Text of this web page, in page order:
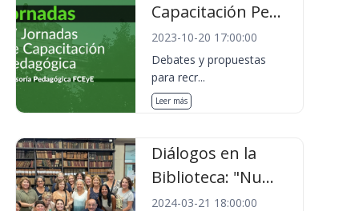
Capacitación Pe...
2023-10-20 17:00:00
Debates y propuestas
para recr...
Leer más
Diálogos en la
Biblioteca: "Nu...
2024-03-21 18:00:00